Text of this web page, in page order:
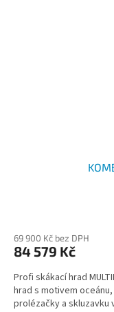
69 900 Kč bez DPH
84 579 Kč
Profi skákací hrad
hrad s motivem
prolézačky a skluzavku